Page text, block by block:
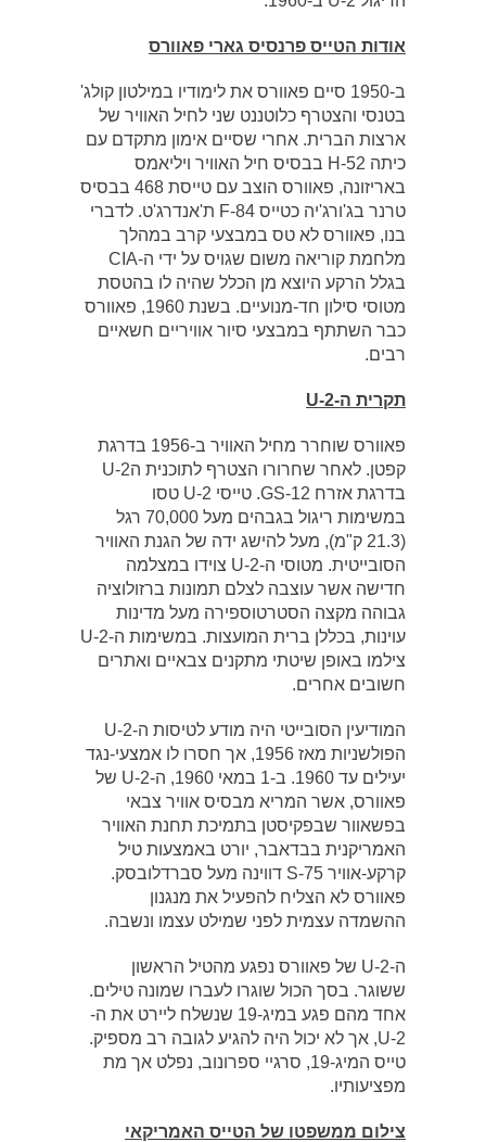
אודות הטייס פרנסיס גארי פאוורס
ב-1950 סיים פאוורס את לימודיו במילטון קולג'
בטנסי והצטרף כלוטננט שני לחיל האוויר של
ארצות הברית. אחרי שסיים אימון מתקדם עם
כיתה 52-H בבסיס חיל האוויר ויליאמס
באריזונה, פאוורס הוצב עם טייסת 468 בבסיס
טרנר בג'ורג'יה כטייס F-84 ת'אנדרג'ט. לדברי
בנו, פאוורס לא טס במבצעי קרב במהלך
מלחמת קוריאה משום שגויס על ידי ה-CIA
בגלל הרקע היוצא מן הכלל שהיה לו בהטסת
מטוסי סילון חד-מנועיים. בשנת 1960, פאוורס
כבר השתתף במבצעי סיור אוויריים חשאיים
רבים.
תקרית ה-U-2
פאוורס שוחרר מחיל האוויר ב-1956 בדרגת
קפטן. לאחר שחרורו הצטרף לתוכנית הU-2
בדרגת אזרח GS-12. טייסי U-2 טסו
במשימות ריגול בגבהים מעל 70,000 רגל
(21.3 ק"מ), מעל להישג ידה של הגנת האוויר
הסובייטית. מטוסי ה-U-2 צוידו במצלמה
חדישה אשר עוצבה לצלם תמונות ברזולוציה
גבוהה מקצה הסטרטוספירה מעל מדינות
עוינות, בכללן ברית המועצות. במשימות ה-U-2
צילמו באופן שיטתי מתקנים צבאיים ואתרים
חשובים אחרים.
המודיעין הסובייטי היה מודע לטיסות ה-U-2
הפולשניות מאז 1956, אך חסרו לו אמצעי-נגד
יעילים עד 1960. ב-1 במאי 1960, ה-U-2 של
פאוורס, אשר המריא מבסיס אוויר צבאי
בפשאוור שבפקיסטן בתמיכת תחנת האוויר
האמריקנית בבדאבר, יורט באמצעות טיל
קרקע-אוויר S-75 דווינה מעל סברדלובסק.
פאוורס לא הצליח להפעיל את מנגנון
ההשמדה עצמית לפני שמילט עצמו ונשבה.
ה-U-2 של פאוורס נפגע מהטיל הראשון
ששוגר. בסך הכול שוגרו לעברו שמונה טילים.
אחד מהם פגע במיג-19 שנשלח ליירט את ה-
U-2, אך לא יכול היה להגיע לגובה רב מספיק.
טייס המיג-19, סרגיי ספרונוב, נפלט אך מת
מפציעותיו.
צילום ממשפטו של הטייס האמריקאי